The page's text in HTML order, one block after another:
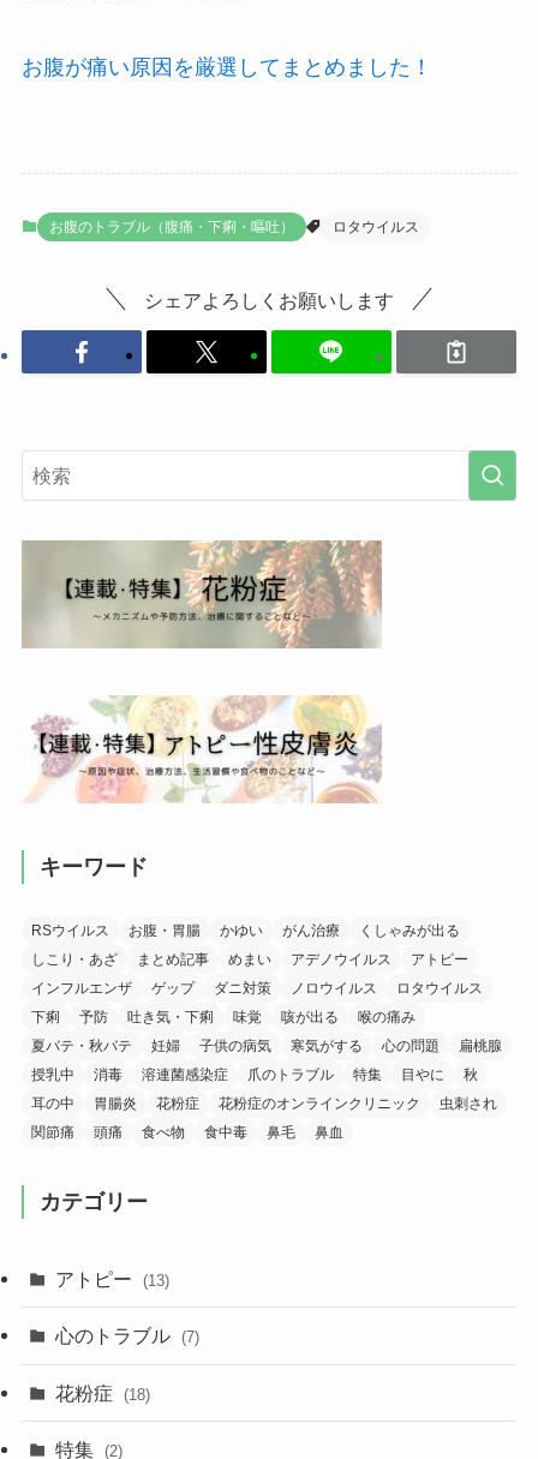
お腹が痛い原因を厳選してまとめました！
お腹のトラブル（腹痛・下痢・嘔吐） ロタウイルス
シェアよろしくお願いします
キーワード
RSウイルス お腹・胃腸 かゆい がん治療
くしゃみが出る
しこり・あざ
まとめ記事 めまい アデノウイルス
アトピー
インフルエンザ
ゲップ ダニ対策 ノロウイルス
ロタウイルス
下痢
予防 吐き気・下痢 味覚 咳が出る
喉の痛み
夏バテ・秋バテ
妊婦 子供の病気 寒気がする 心の問題
扁桃腺
授乳中
消毒 溶連菌感染症 爪のトラブル 特集 目やに
秋
耳の中
胃腸炎 花粉症 花粉症のオンラインクリニック
虫刺され
関節痛
頭痛 食べ物 食中毒 鼻毛 鼻血
カテゴリー
アトピー (13)
心のトラブル (7)
花粉症 (18)
特集 (2)